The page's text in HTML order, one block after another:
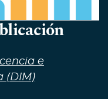
e
(DIM)